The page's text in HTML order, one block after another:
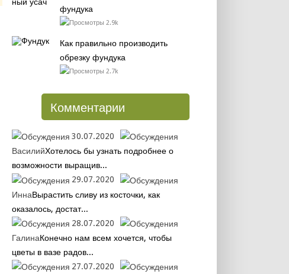
фундука
2.9k
Как правильно производить
обрезку фундука
2.7k
Комментарии
30.07.2020
ВасилийХотелось бы узнать подробнее о
возможности выращив...
29.07.2020
ИннаВырастить сливу из косточки, как
оказалось, достат...
28.07.2020
ГалинаКонечно нам всем хочется, чтобы
цветы в вазе радов...
27.07.2020